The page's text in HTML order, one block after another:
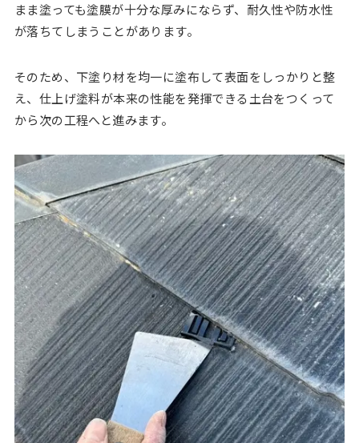
まま塗っても塗膜が十分な厚みにならず、耐久性や防水性
が落ちてしまうことがあります。
そのため、下塗り材を均一に塗布して表面をしっかりと整
え、仕上げ塗料が本来の性能を発揮できる土台をつくって
から次の工程へと進みます。